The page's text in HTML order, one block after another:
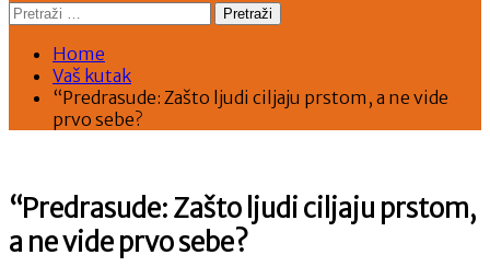
Pretraži:
Home
Vaš kutak
“Predrasude: Zašto ljudi ciljaju prstom, a ne vide
prvo sebe?
“Predrasude: Zašto ljudi ciljaju prstom,
a ne vide prvo sebe?